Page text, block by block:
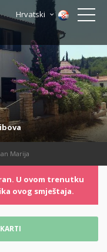
Hrvatski
Marija
U ovom trenutku
ovog smještaja.